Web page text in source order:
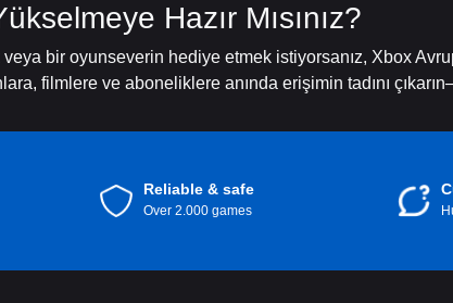
Hazır Mısınız?
bir oyunseverin hediye etmek istiyorsanız, Xbox
filmlere ve aboneliklere anında erişimin tadını
Reliable & safe
Over 2.000 games